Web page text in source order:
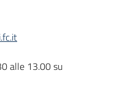
alle 13.00 su